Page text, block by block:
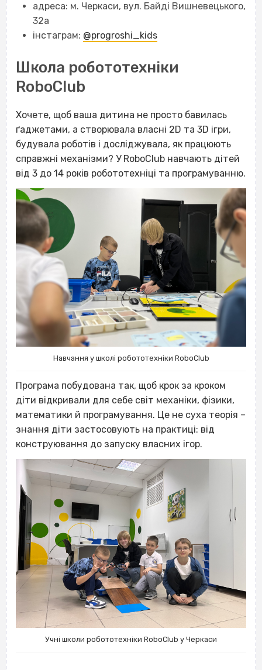
адреса: м. Черкаси, вул. Байді Вишневецького,
32а
інстаграм: @progroshi_kids
Школа робототехніки
RoboClub
Хочете, щоб ваша дитина не просто бавилась
ґаджетами, а створювала власні 2D та 3D ігри,
будувала роботів і досліджувала, як працюють
справжні механізми? У RoboClub навчають дітей
від 3 до 14 років робототехніці та програмуванню.
Навчання у школі робототехніки RoboClub
Програма побудована так, щоб крок за кроком
діти відкривали для себе світ механіки, фізики,
математики й програмування. Це не суха теорія –
знання діти застосовують на практиці: від
конструювання до запуску власних ігор.
Учні школи робототехніки RoboClub у Черкаси